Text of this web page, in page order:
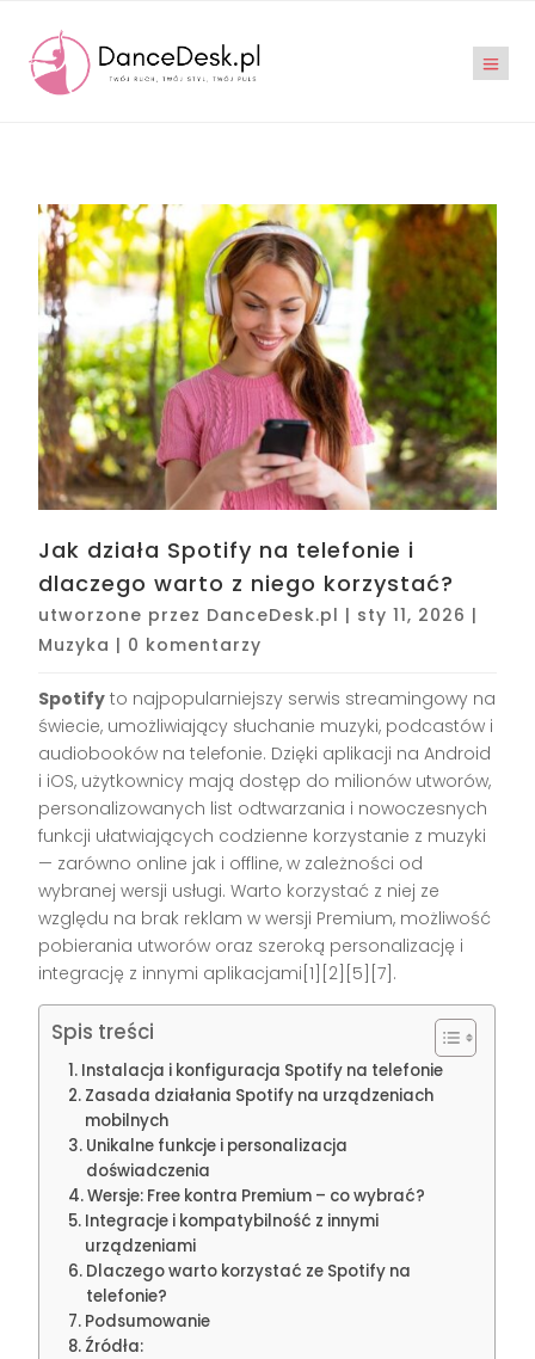
Jak działa Spotify na telefonie i
dlaczego warto z niego korzystać?
utworzone przez DanceDesk.pl | sty 11, 2026 |
Muzyka | 0 komentarzy
Spotify to najpopularniejszy serwis streamingowy na
świecie, umożliwiający słuchanie muzyki, podcastów i
audiobooków na telefonie. Dzięki aplikacji na Android
i iOS, użytkownicy mają dostęp do milionów utworów,
personalizowanych list odtwarzania i nowoczesnych
funkcji ułatwiających codzienne korzystanie z muzyki
— zarówno online jak i offline, w zależności od
wybranej wersji usługi. Warto korzystać z niej ze
względu na brak reklam w wersji Premium, możliwość
pobierania utworów oraz szeroką personalizację i
integrację z innymi aplikacjami[1][2][5][7].
Spis treści
Instalacja i konfiguracja Spotify na telefonie
Zasada działania Spotify na urządzeniach
mobilnych
Unikalne funkcje i personalizacja
doświadczenia
Wersje: Free kontra Premium – co wybrać?
Integracje i kompatybilność z innymi
urządzeniami
Dlaczego warto korzystać ze Spotify na
telefonie?
Podsumowanie
Źródła: